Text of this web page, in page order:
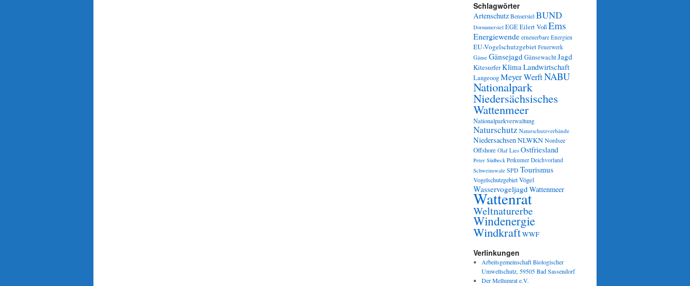
Schlagwörter
Artenschutz Bensersiel BUND
Dornumersiel EGEEilert VoßEms
Energiewende erneuerbare Energien
EU-Vogelschutzgebiet Feuerwerk
Gänse GänsejagdGänsewachtJagd
KitesurferKlimaLandwirtschaft
LangeoogMeyer WerftNABU
Nationalpark
Niedersächsisches
Wattenmeer
Nationalparkverwaltung
Naturschutz Naturschutzverbände
NiedersachsenNLWKNNordsee
Offshore Olaf Lies Ostfriesland
Peter Südbeck Petkumer Deichvorland
Schweinswale SPDTourismus
VogelschutzgebietVögel
WasservogeljagdWattenmeer
Wattenrat
Weltnaturerbe
Windenergie
WindkraftWWF
Verlinkungen
Arbeitsgemeinschaft Biologischer
Umweltschutz, 59505 Bad Sassendorf
Der Mellumrat e.V.